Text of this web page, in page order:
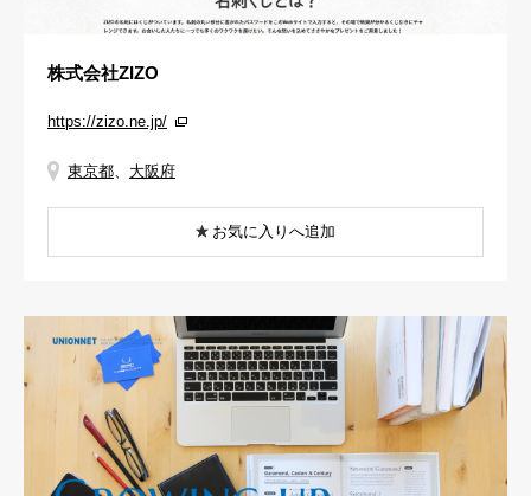
株式会社ZIZO
https://zizo.ne.jp/
東京都 大阪府
お気に入りへ追加